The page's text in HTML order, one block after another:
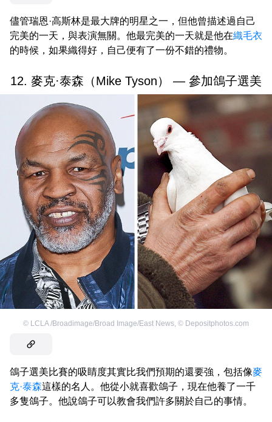
儘管瑞恩·高斯林是最大牌的明星之一，但他曾描述過自己
完美的一天，與表演無關。他最完美的一天就是他在織毛衣
的時候，如果織得好，自己便有了一份不錯的禮物。
12. 麥克·泰森（Mike Tyson） — 參加鴿子選美
© LCLA /Broadimage/Broad Image/East News, © Depositphotos.com
鴿子選美比賽的吸睛度其實比我們預期的還要強，包括像麥
克·泰森這樣的名人。他從小就喜歡鴿子，現在他養了一千
多隻鴿子。他說鴿子可以教會我們許多關於自己的事情。